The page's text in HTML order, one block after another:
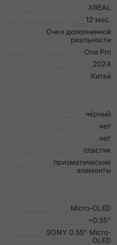
XREAL
12 мес.
Очки дополненной
реальности
One Pro
2024
Китай
чёрный
нет
нет
пластик
призматические
элементы
Micro-OLED
~0.55"
SONY 0.55" Micro-
OLED